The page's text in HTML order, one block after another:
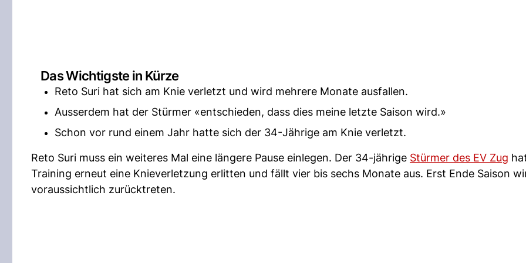
Das Wichtigste in Kürze
Reto Suri hat sich am Knie verletzt und wird mehrere Monate ausfallen.
Ausserdem hat der Stürmer «entschieden, dass dies meine letzte Saison wird.»
Schon vor rund einem Jahr hatte sich der 34-Jährige am Knie verletzt.
Reto Suri muss ein weiteres Mal eine längere Pause einlegen. Der 34-jährige Stürmer des EV Zug
Training erneut eine Knieverletzung erlitten und fällt vier bis sechs Monate aus. Erst Ende Saison
voraussichtlich zurücktreten.